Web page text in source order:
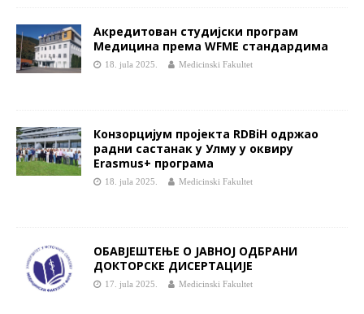
Акредитован студијски програм
Медицина према WFME стандардима
18. jula 2025. Medicinski Fakultet
Конзорцијум пројекта RDBiH одржао
радни састанак у Улму у оквиру
Erasmus+ програма
18. jula 2025. Medicinski Fakultet
ОБАВЈЕШТЕЊЕ О ЈАВНОЈ ОДБРАНИ
ДОКТОРСКЕ ДИСЕРТАЦИЈЕ
17. jula 2025. Medicinski Fakultet